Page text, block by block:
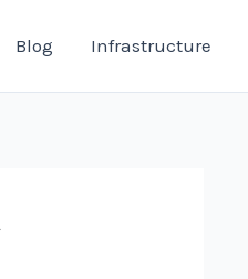
Blog Infrastructure